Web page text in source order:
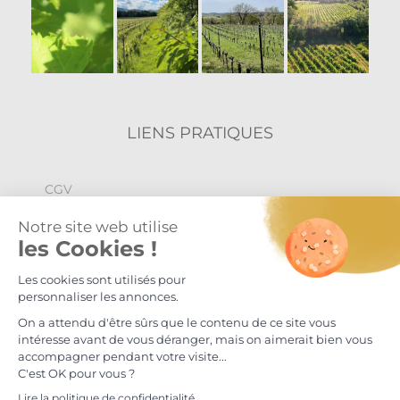
LIENS PRATIQUES
CGV
Politique de confidentialité
© Maison S.Delafont 2024
L'abus d'alcool est dangereux pour la santé, à consommer avec
modération.